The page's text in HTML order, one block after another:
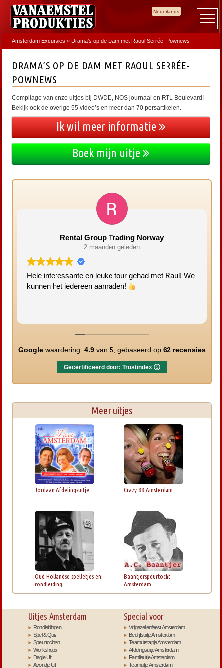
Nederlands
Amsterdam Excursies » Drama’s op de Dam met Raoul Serrée- Pownews
DRAMA’S OP DE DAM MET RAOUL SERRÉE-
POWNEWS
Compilage van onze uitjes bij DWDD, NOS journaal en RTL Boulevard!
Bekijk ook de overige 55 video’s en meer dan 70 persartikelen.
Ik wil meer informatie
Boek mijn uitje
Rental Group Trading Norway
2 maanden geleden
Hele interessante en leuke tour gehad met Raul! We
kunnen het iedereen aanraden!
Googlewaardering: 4.9van 5, gebaseerd op 62 recensies
Gecertificeerd door: Trustindex
Meer uitjes
Jordaan Afdelingsuitje Crazy 88 Amsterdam
Oud Hollandse spelletjes en
rondleiding
Baantjerspeurtocht
Amsterdam
Uitjes Amsterdam
Rondleidingen
Spel & Quiz
Speurtochten
Workshops
Dagje Uit
Avondje Uit
Special voor
Vrijgezellenfeest Amsterdam
Bedrijfsuitje Amsterdam
Teamuitstapje Amsterdam
Afdelingsuitje Amsterdam
Familieuitje Amsterdam
Teamuitje Amsterdam